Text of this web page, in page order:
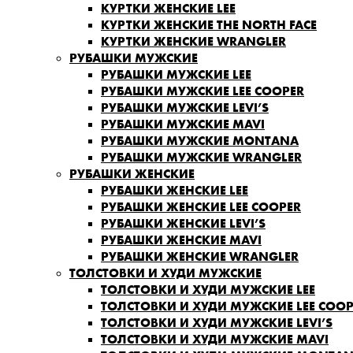
КУРТКИ ЖЕНСКИЕ LEE
КУРТКИ ЖЕНСКИЕ THE NORTH FACE
КУРТКИ ЖЕНСКИЕ WRANGLER
РУБАШКИ МУЖСКИЕ
РУБАШКИ МУЖСКИЕ LEE
РУБАШКИ МУЖСКИЕ LEE COOPER
РУБАШКИ МУЖСКИЕ LEVI’S
РУБАШКИ МУЖСКИЕ MAVI
РУБАШКИ МУЖСКИЕ MONTANA
РУБАШКИ МУЖСКИЕ WRANGLER
РУБАШКИ ЖЕНСКИЕ
РУБАШКИ ЖЕНСКИЕ LEE
РУБАШКИ ЖЕНСКИЕ LEE COOPER
РУБАШКИ ЖЕНСКИЕ LEVI’S
РУБАШКИ ЖЕНСКИЕ MAVI
РУБАШКИ ЖЕНСКИЕ WRANGLER
ТОЛСТОВКИ И ХУДИ МУЖСКИЕ
ТОЛСТОВКИ И ХУДИ МУЖСКИЕ LEE
ТОЛСТОВКИ И ХУДИ МУЖСКИЕ LEE
ТОЛСТОВКИ И ХУДИ МУЖСКИЕ LEVI’S
ТОЛСТОВКИ И ХУДИ МУЖСКИЕ MAVI